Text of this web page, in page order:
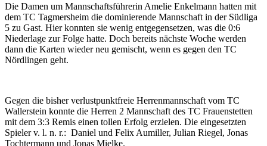
Die Damen um Mannschaftsführerin Amelie Enkelmann hatten mit
dem TC Tagmersheim die dominierende Mannschaft in der Südliga
5 zu Gast. Hier konnten sie wenig entgegensetzen, was die 0:6
Niederlage zur Folge hatte. Doch bereits nächste Woche werden
dann die Karten wieder neu gemischt, wenn es gegen den TC
Nördlingen geht.
Gegen die bisher verlustpunktfreie Herrenmannschaft vom TC
Wallerstein konnte die Herren 2 Mannschaft des TC Frauenstetten
mit dem 3:3 Remis einen tollen Erfolg erzielen. Die eingesetzten
Spieler v. l. n. r.: Daniel und Felix Aumiller, Julian Riegel, Jonas
Tochtermann und Jonas Mielke.